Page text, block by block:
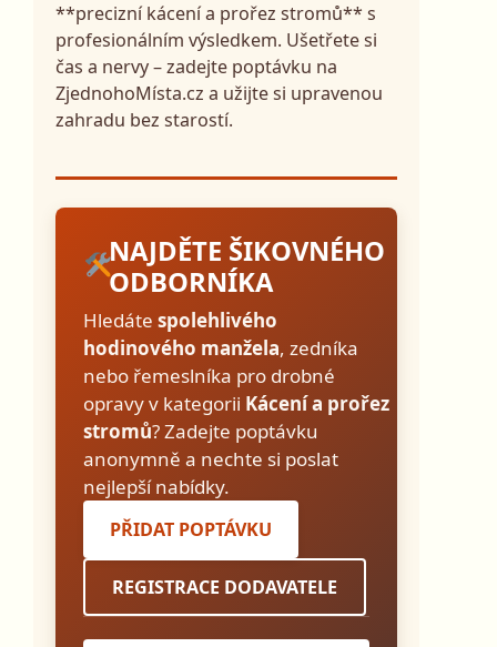
**precizní kácení a prořez stromů** s
profesionálním výsledkem. Ušetřete si
čas a nervy – zadejte poptávku na
ZjednohoMísta.cz a užijte si upravenou
zahradu bez starostí.
NAJDĚTE ŠIKOVNÉHO
ODBORNÍKA
Hledáte spolehlivého
hodinového manžela, zedníka
nebo řemeslníka pro drobné
opravy v kategorii Kácení a prořez
stromů? Zadejte poptávku
anonymně a nechte si poslat
nejlepší nabídky.
PŘIDAT POPTÁVKU
REGISTRACE DODAVATELE